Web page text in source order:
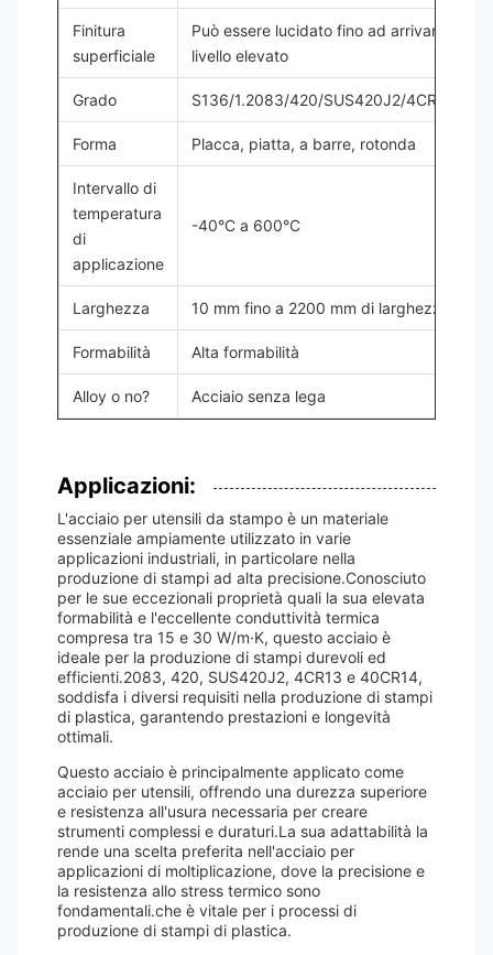
Finitura
superficiale
Può essere lucidato fino ad arrivare ad un
livello elevato
Grado S136/1.2083/420/SUS420J2/4CR13/
Forma Placca, piatta, a barre, rotonda
Intervallo di
temperatura
di
applicazione
-40°C a 600°C
Larghezza 10 mm fino a 2200 mm di larghezza
Formabilità Alta formabilità
Alloy o no? Acciaio senza lega
Applicazioni:
L'acciaio per utensili da stampo è un materiale
essenziale ampiamente utilizzato in varie
applicazioni industriali, in particolare nella
produzione di stampi ad alta precisione.Conosciuto
per le sue eccezionali proprietà quali la sua elevata
formabilità e l'eccellente conduttività termica
compresa tra 15 e 30 W/m·K, questo acciaio è
ideale per la produzione di stampi durevoli ed
efficienti.2083, 420, SUS420J2, 4CR13 e 40CR14,
soddisfa i diversi requisiti nella produzione di stampi
di plastica, garantendo prestazioni e longevità
ottimali.
Questo acciaio è principalmente applicato come
acciaio per utensili, offrendo una durezza superiore
e resistenza all'usura necessaria per creare
strumenti complessi e duraturi.La sua adattabilità la
rende una scelta preferita nell'acciaio per
applicazioni di moltiplicazione, dove la precisione e
la resistenza allo stress termico sono
fondamentali.che è vitale per i processi di
produzione di stampi di plastica.